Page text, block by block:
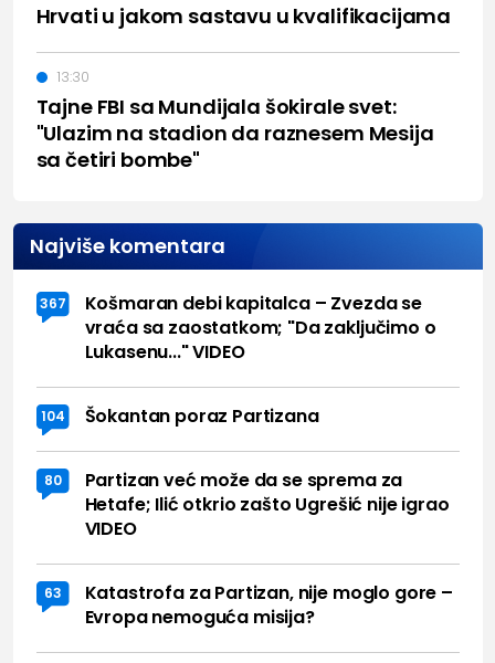
Hrvati u jakom sastavu u kvalifikacijama
Tajne FBI sa Mundijala šokirale svet:
"Ulazim na stadion da raznesem Mesija
sa četiri bombe"
13:30
Najviše komentara
367
Košmaran debi kapitalca – Zvezda se
vraća sa zaostatkom; "Da zaključimo o
Lukasenu..." VIDEO
104 Šokantan poraz Partizana
80
Partizan već može da se sprema za
Hetafe; Ilić otkrio zašto Ugrešić nije igrao
VIDEO
63
Katastrofa za Partizan, nije moglo gore –
Evropa nemoguća misija?